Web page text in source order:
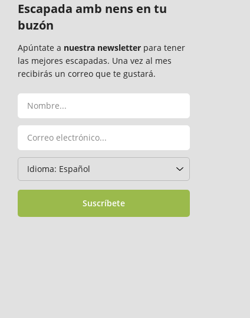
Escapada amb nens en tu
buzón
Apúntate a nuestra newsletter para tener
las mejores escapadas. Una vez al mes
recibirás un correo que te gustará.
Suscríbete